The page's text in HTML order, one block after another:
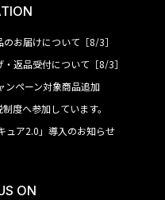
お届けについて［8/3］
返品受付について［8/3］
ンペーン対象商品追加
度へ参加しています。
ュア2.0」導入のお知らせ
ON